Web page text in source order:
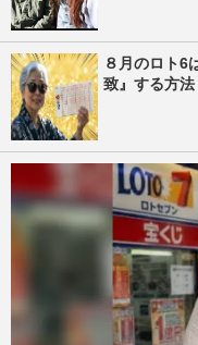
８月のロト6
致』する方法